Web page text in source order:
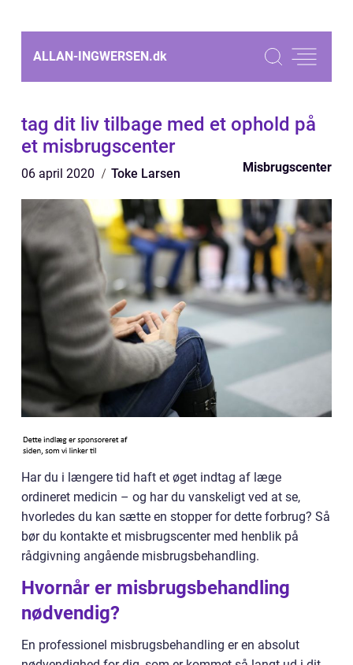
ALLAN-INGWERSEN.dk
tag dit liv tilbage med et ophold på
et misbrugscenter
06 april 2020 Toke Larsen Misbrugscenter
Har du i længere tid haft et øget indtag af læge
ordineret medicin – og har du vanskeligt ved at se,
hvorledes du kan sætte en stopper for dette forbrug? Så
bør du kontakte et misbrugscenter med henblik på
rådgivning angående misbrugsbehandling.
Hvornår er misbrugsbehandling
nødvendig?
En professionel misbrugsbehandling er en absolut